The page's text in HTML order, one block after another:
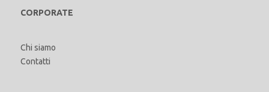
CORPORATE
Chi siamo
Contatti